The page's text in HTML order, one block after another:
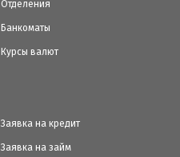
Отделения
Банкоматы
Курсы валют
Заявка на кредит
Заявка на займ